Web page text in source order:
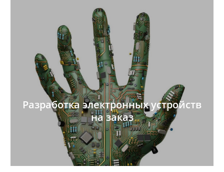
Разработка электронных устройств
на заказ